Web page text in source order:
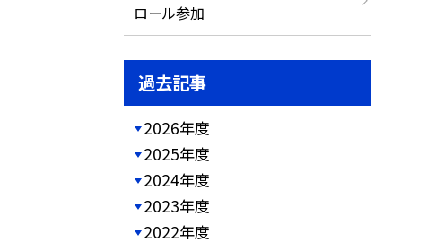
ロール参加
過去記事
2026年度
2025年度
2024年度
2023年度
2022年度